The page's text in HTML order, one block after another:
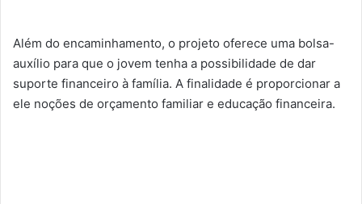
Além do encaminhamento, o projeto oferece uma bolsa-
auxílio para que o jovem tenha a possibilidade de dar
suporte financeiro à família. A finalidade é proporcionar a
ele noções de orçamento familiar e educação financeira.